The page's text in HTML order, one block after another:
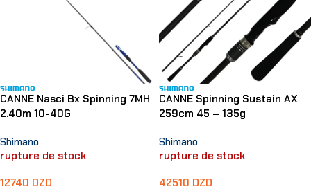
CANNE Nasci Bx Spinning 7MH
2.40m 10-40G
Shimano
rupture de stock
12740 DZD
CANNE Spinning Sustain AX
259cm 45 – 135g
Shimano
rupture de stock
42510 DZD